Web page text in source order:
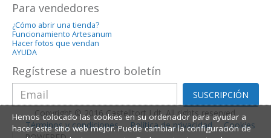
Para vendedores
¿Cómo abrir una tienda?
Funcionamiento Artesanum
Hacer fotos que vendan
AYUDA
Regístrese a nuestro boletín
SUSCRIPCIÓN
Copyright © 2016 Castelltort Ldt. All rights reserved.
Términos y condiciones
Política de privacidad
Cookies
Hemos colocado las cookies en su ordenador para ayudar a
hacer este sitio web mejor. Puede cambiar la configuración de